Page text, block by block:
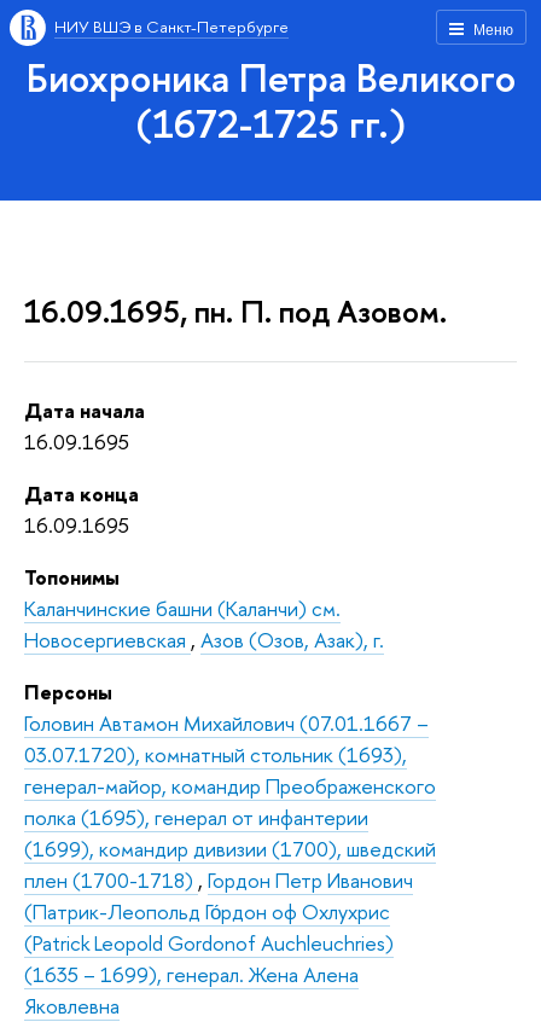
Меню
НИУ ВШЭ в Санкт-Петербурге
Биохроника Петра Великого
(1672-1725 гг.)
16.09.1695, пн. П. под Азовом.
Дата начала
16.09.1695
Дата конца
16.09.1695
Топонимы
Каланчинские башни (Каланчи) см.
Новосергиевская , Азов (Озов, Азак), г.
Персоны
Головин Автамон Михайлович (07.01.1667 –
03.07.1720), комнатный стольник (1693),
генерал-майор, командир Преображенского
полка (1695), генерал от инфантерии
(1699), командир дивизии (1700), шведский
плен (1700-1718) , Гордон Петр Иванович
(Патрик-Леопольд Го́рдон оф Охлухрис
(Patrick Leopold Gordonof Auchleuchries)
(1635 – 1699), генерал. Жена Алена
Яковлевна